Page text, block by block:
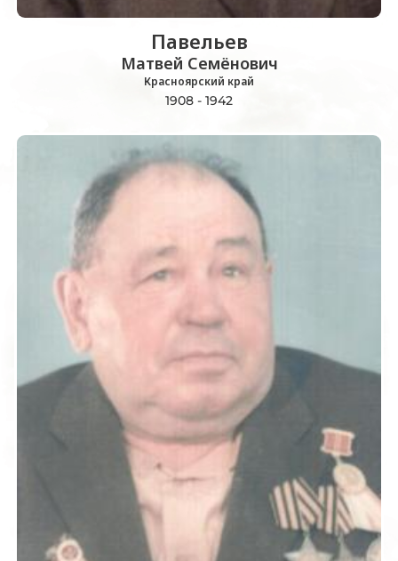
Павельев
Матвей Семёнович
Красноярский край
1908 - 1942